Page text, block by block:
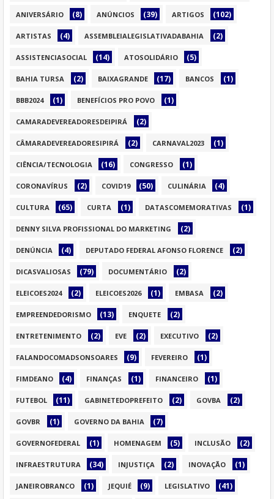
ANIVERSÁRIO (8) ANÚNCIOS (39) ARTIGOS (102)
ARTISTAS (4) ASSEMBLEIALEGISLATIVADABAHIA (2)
ASSISTENCIASOCIAL (14) ATOSOLIDÁRIO (5)
BAHIA TURSA (2) BAIXAGRANDE (17) BANCOS (1)
BBB2024 (1) BENEFÍCIOS PRO POVO (1)
CAMARADEVEREADORESDEIPIRÁ (2)
CÂMARADEVEREADORESIPIRÁ (2) CARNAVAL2023 (1)
CIÊNCIA/TECNOLOGIA (16) CONGRESSO (1)
CORONAVÍRUS (2) COVID19 (50) CULINÁRIA (4)
CULTURA (65) CURTA (1) DATASCOMEMORATIVAS (1)
DENNY SILVA PROFISSIONAL DO MARKETING (2)
DENÚNCIA (4) DEPUTADO FEDERAL AFONSO FLORENCE (2)
DICASVALIOSAS (79) DOCUMENTÁRIO (2)
ELEICOES2024 (2) ELEICOES2026 (1) EMBASA (2)
EMPREENDEDORISMO (13) ENQUETE (2)
ENTRETENIMENTO (2) EVE (2) EXECUTIVO (2)
FALANDOCOMADSONSOARES (9) FEVEREIRO (1)
FIMDEANO (4) FINANÇAS (1) FINANCEIRO (1)
FUTEBOL (11) GABINETEDOPREFEITO (2) GOVBA (2)
GOVBR (1) GOVERNO DA BAHIA (7)
GOVERNOFEDERAL (1) HOMENAGEM (5) INCLUSÃO (2)
INFRAESTRUTURA (34) INJUSTIÇA (2) INOVAÇÃO (1)
JANEIROBRANCO (1) JEQUIÉ (9) LEGISLATIVO (41)